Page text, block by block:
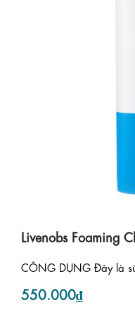
Livenobs Foaming
CÔNG DỤNG Đây là
550.000₫